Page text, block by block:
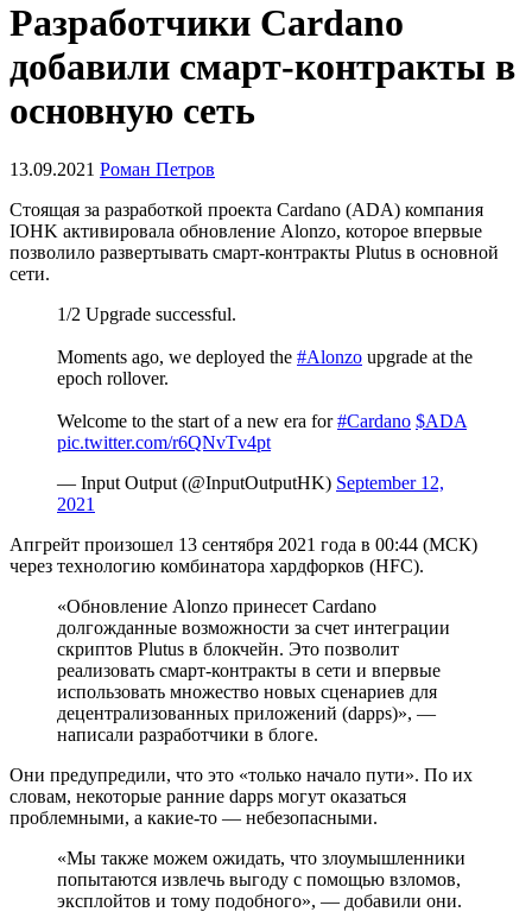
Разработчики Cardano
добавили смарт-контракты в
основную сеть
13.09.2021 Роман Петров
Стоящая за разработкой проекта Cardano (ADA) компания
IOHK активировала обновление Alonzo, которое впервые
позволило развертывать смарт-контракты Plutus в основной
сети.
1/2 Upgrade successful.
Moments ago, we deployed the #Alonzo upgrade at the
epoch rollover.
Welcome to the start of a new era for#Cardano $ADA
pic.twitter.com/r6QNvTv4pt
— Input Output (@InputOutputHK) September 12,
2021
Апгрейт произошел 13 сентября 2021 года в 00:44 (МСК)
через технологию комбинатора хардфорков (HFC).
«Обновление Alonzo принесет Cardano
долгожданные возможности за счет интеграции
скриптов Plutus в блокчейн. Это позволит
реализовать смарт-контракты в сети и впервые
использовать множество новых сценариев для
децентрализованных приложений (dapps)», —
написали разработчики в блоге.
Они предупредили, что это «только начало пути». По их
словам, некоторые ранние dapps могут оказаться
проблемными, а какие-то — небезопасными.
«Мы также можем ожидать, что злоумышленники
попытаются извлечь выгоду с помощью взломов,
эксплойтов и тому подобного», — добавили они.